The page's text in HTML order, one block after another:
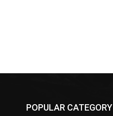
POPULAR CATEGORY